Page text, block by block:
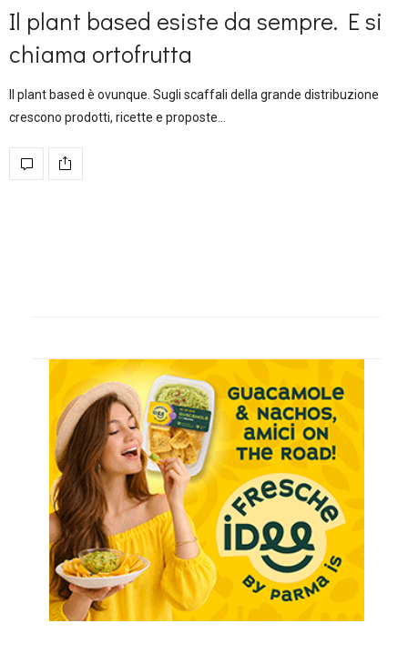
Il plant based esiste da sempre. E si
chiama ortofrutta
Il plant based è ovunque. Sugli scaffali della grande distribuzione
crescono prodotti, ricette e proposte…